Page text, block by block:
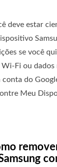
deve estar
se você
Fi ou dados
conta do
Meu